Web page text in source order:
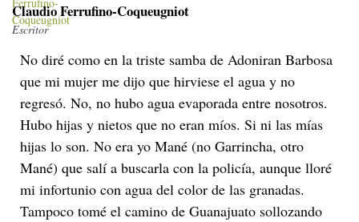
Claudio Ferrufino-Coqueugniot
Escritor
No diré como en la triste samba de Adoniran Barbosa
que mi mujer me dijo que hirviese el agua y no
regresó. No, no hubo agua evaporada entre nosotros.
Hubo hijas y nietos que no eran míos. Si ni las mías
hijas lo son. No era yo Mané (no Garrincha, otro
Mané) que salí a buscarla con la policía, aunque lloré
mi infortunio con agua del color de las granadas.
Tampoco tomé el camino de Guanajuato sollozando